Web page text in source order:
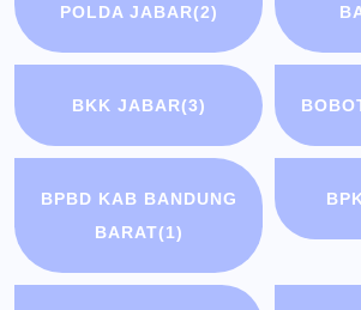
POLDA JABAR(2)
BKK JABAR(3)
BPBD KAB BANDUNG
BARAT(1)